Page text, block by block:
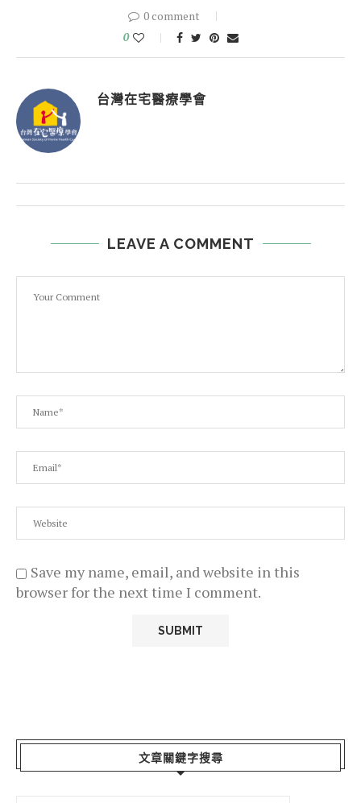
0 comment
0
台灣在宅醫療學會
LEAVE A COMMENT
Save my name, email, and website in this
browser for the next time I comment.
文章關鍵字搜尋